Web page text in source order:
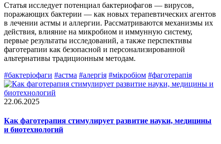
Статья исследует потенциал бактериофагов — вирусов,
поражающих бактерии — как новых терапевтических агентов
в лечении астмы и аллергии. Рассматриваются механизмы их
действия, влияние на микробиом и иммунную систему,
первые результаты исследований, а также перспективы
фаготерапии как безопасной и персонализированной
альтернативы традиционным методам.
#бактеріофаги #астма #алергія #мікробіом #фаготерапія
22.06.2025
Как фаготерапия стимулирует развитие науки, медицины
и биотехнологий